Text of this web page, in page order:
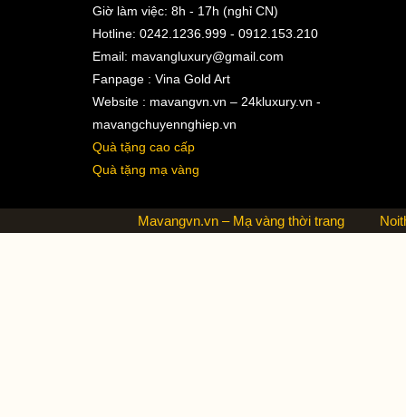
Giờ làm việc: 8h - 17h (nghỉ CN)
Hotline: 0242.1236.999 - 0912.153.210
Email: mavangluxury@gmail.com
Fanpage : Vina Gold Art
Website : mavangvn.vn – 24kluxury.vn -
mavangchuyennghiep.vn
Quà tặng cao cấp
Quà tặng mạ vàng
Mavangvn.vn – Mạ vàng thời trang